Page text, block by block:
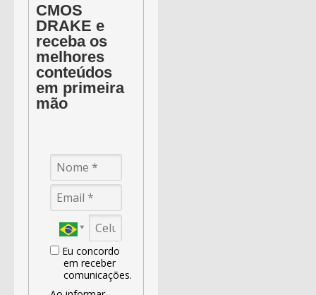
CMOS
DRAKE e
receba os
melhores
conteúdos
em primeira
mão
Eu concordo
em receber
comunicações.